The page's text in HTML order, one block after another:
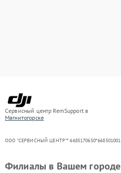
Сервисный центр RemSupport в
Магнитогорске
ООО "СЕРВИСНЫЙ ЦЕНТР"* 6685170650*668501001
Филиалы в Вашем городе